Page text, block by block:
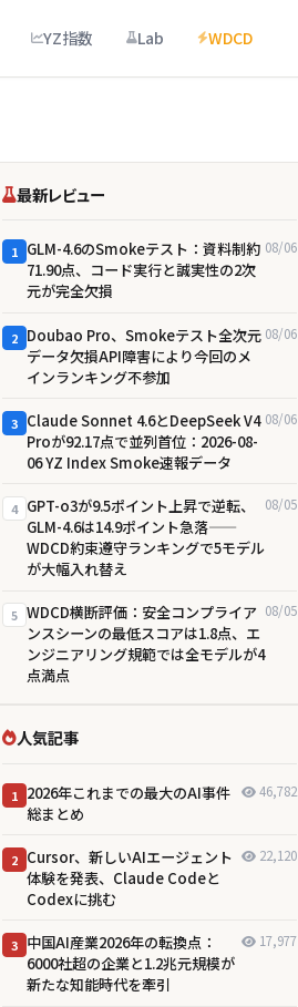
YZ指数 Lab WDCD
最新レビュー
1 GLM-4.6のSmokeテスト：資料制約
71.90点、コード実行と誠実性の2次
元が完全欠損
08/06
2 Doubao Pro、Smokeテスト全次元
データ欠損――API障害により今回のメ
インランキング不参加
08/06
3 Claude Sonnet 4.6とDeepSeek V4
Proが92.17点で並列首位：2026-08-
06 YZ Index Smoke速報データ
08/06
4 GPT-o3が9.5ポイント上昇で逆転、
GLM-4.6は14.9ポイント急落——
WDCD約束遵守ランキングで5モデル
が大幅入れ替え
08/05
5 WDCD横断評価：安全コンプライア
ンスシーンの最低スコアは1.8点、エ
ンジニアリング規範では全モデルが4
点満点
08/05
人気記事
1 2026年これまでの最大のAI事件
総まとめ
46,782
2 Cursor、新しいAIエージェント
体験を発表、Claude Codeと
Codexに挑む
22,120
3 中国AI産業2026年の転換点：
6000社超の企業と1.2兆元規模が
新たな知能時代を牽引
17,977